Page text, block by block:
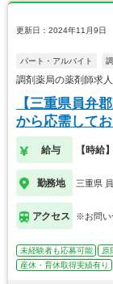
更新日：2024年11月9日
パート・アルバイト
調剤薬局の薬剤師求
【三重県員弁
から応需して
給与 【時給
勤務地 三重県
アクセス ※お問い
未経験者も応募可能 原
産休・育休取得実績有り